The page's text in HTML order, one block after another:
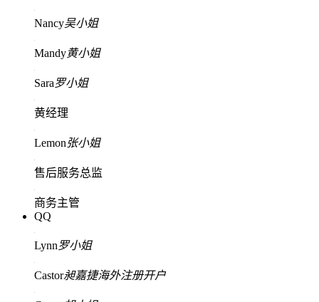
Nancy吴小姐
Mandy黄小姐
Sara罗小姐
黄经理
Lemon张小姐
售后服务总监
商务主管
QQ
Lynn罗小姐
Castor昶嘉捷海外注册开户